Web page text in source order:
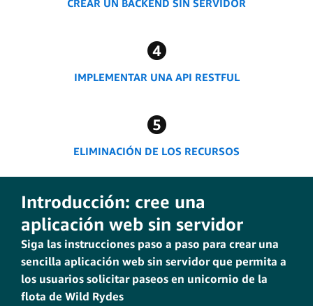
CREAR UN BACKEND SIN SERVIDOR
IMPLEMENTAR UNA API RESTFUL
ELIMINACIÓN DE LOS RECURSOS
Introducción: cree una
aplicación web sin servidor
Siga las instrucciones paso a paso para crear una
sencilla aplicación web sin servidor que permita a
los usuarios solicitar paseos en unicornio de la
flota de Wild Rydes